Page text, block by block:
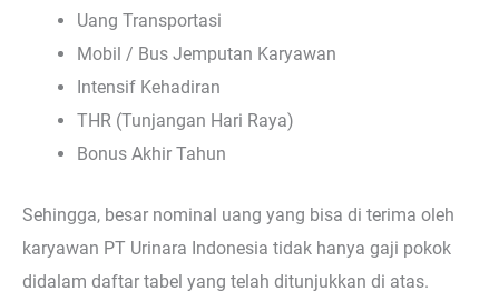
Uang Transportasi
Mobil / Bus Jemputan Karyawan
Intensif Kehadiran
THR (Tunjangan Hari Raya)
Bonus Akhir Tahun
Sehingga, besar nominal uang yang bisa di terima oleh
karyawan PT Urinara Indonesia tidak hanya gaji pokok
didalam daftar tabel yang telah ditunjukkan di atas.